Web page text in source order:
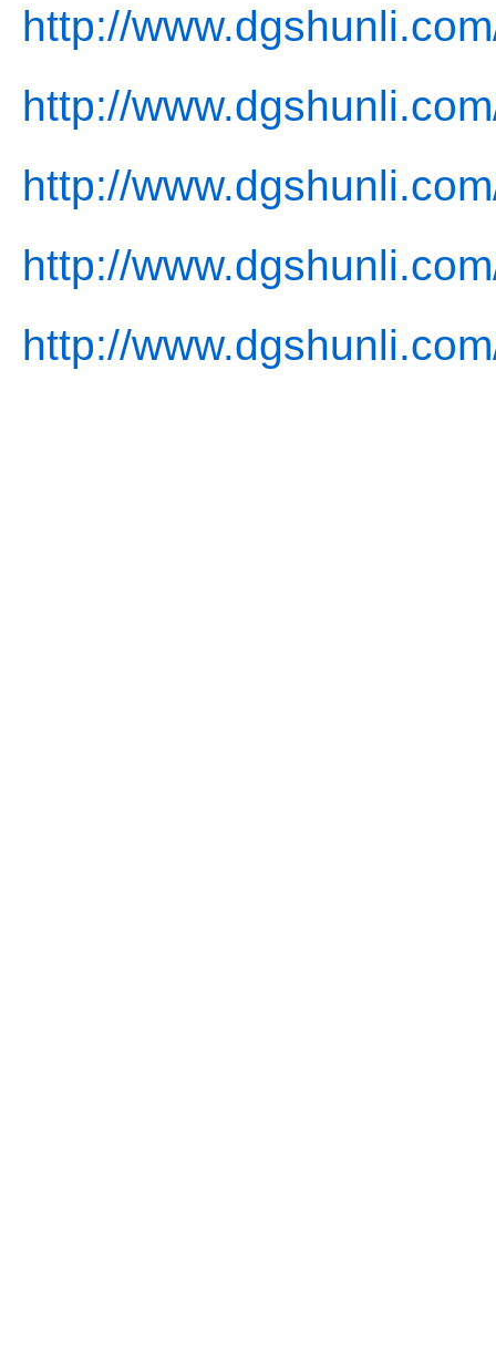
http://
http://
http://
http://
http://